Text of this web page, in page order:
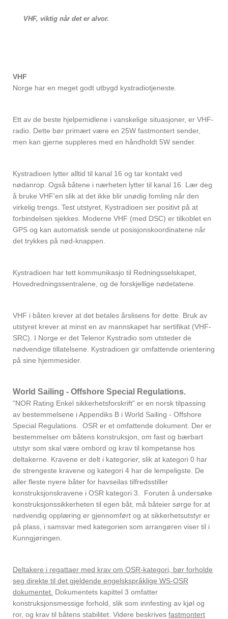
VHF, viktig når det er alvor.
VHF
Norge har en meget godt utbygd kystradiotjeneste.
Ett av de beste hjelpemidlene i vanskelige situasjoner, er VHF-
radio. Dette bør primært være en 25W fastmontert sender,
men kan gjerne suppleres med en håndholdt 5W sender.
Kystradioen lytter alltid til kanal 16 og tar kontakt ved
nødanrop. Også båtene i nærheten lytter til kanal 16. Lær deg
å bruke VHF'en slik at det ikke blir unødig fomling når den
virkelig trengs. Test utstyret, Kystradioen ser positivt på at
forbindelsen sjekkes. Moderne VHF (med DSC) er tilkoblet en
GPS og kan automatisk sende ut posisjonskoordinatene når
det trykkes på nød-knappen.
Kystradioen har tett kommunikasjo til Redningsselskapet,
Hovedredningssentralene, og de forskjellige nødetatene.
VHF i båten krever at det betales årslisens for dette. Bruk av
utstyret krever at minst en av mannskapet har sertifikat (VHF-
SRC). I Norge er det Telenor Kystradio som utsteder de
nødvendige tillatelsene. Kystradioen gir omfattende orientering
på sine hjemmesider.
World Sailing - Offshore Special Regulations.
"NOR Rating Enkel sikkerhetsforskrift" er en norsk tilpassing
av bestemmelsene i Appendiks B i World Sailing - Offshore
Special Regulations. OSR er et omfattende dokument. Der er
bestemmelser om båtens konstruksjon, om fast og bærbart
utstyr som skal være ombord og krav til kompetanse hos
deltakerne. Kravene er delt i kategorier, slik at kategori 0 har
de strengeste kravene og kategori 4 har de lempeligste. De
aller fleste nyere båter for havseilas tilfredsstiller
konstruksjonskravene i OSR kategori 3. Foruten å undersøke
konstruksjonssikkerheten til egen båt, må båteier sørge for at
nødvendig opplæring er gjennomført og at sikkerhetsutstyr er
på plass, i samsvar med kategorien som arrangøren viser til i
Kunngjøringen.
Deltakere i regattaer med krav om OSR-kategori, bør forholde
seg direkte til det gjeldende engelskspråklige WS-OSR
dokumentet. Dokumentets kapittel 3 omfatter
konstruksjonsmessige forhold, slik som innfesting av kjøl og
ror, og krav til båtens stabilitet. Videre beskrivesfastmontert